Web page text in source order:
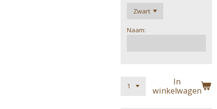
Naam:
In
winkelwagen